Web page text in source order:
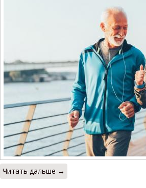
Читать дальше →